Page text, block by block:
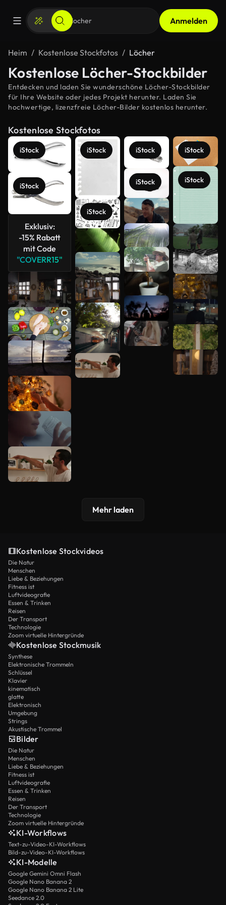
Anmelden
Heim Kostenlose Stockfotos Löcher
Kostenlose Löcher-Stockbilder
Entdecken und laden Sie wunderschöne Löcher-Stockbilder
für Ihre Website oder jedes Projekt herunter. Laden Sie
hochwertige, lizenzfreie Löcher-Bilder kostenlos herunter.
Kostenlose Stockfotos
iStock
iStock
Exklusiv:
-15% Rabatt
mit Code
"COVERR15"
iStock
iStock
iStock
iStock
iStock
iStock
Mehr
anzeigen
Mehr laden
Kostenlose Stockvideos
Die Natur
Menschen
Liebe & Beziehungen
Fitness ist
Luftvideografie
Essen & Trinken
Reisen
Der Transport
Technologie
Zoom virtuelle Hintergründe
Kostenlose Stockmusik
Synthese
Elektronische Trommeln
Schlüssel
Klavier
kinematisch
glatte
Elektronisch
Umgebung
Strings
Akustische Trommel
Bilder
Die Natur
Menschen
Liebe & Beziehungen
Fitness ist
Luftvideografie
Essen & Trinken
Reisen
Der Transport
Technologie
Zoom virtuelle Hintergründe
KI-Workflows
Text-zu-Video-KI-Workflows
Bild-zu-Video-KI-Workflows
KI-Modelle
Google Gemini Omni Flash
Google Nano Banana 2
Google Nano Banana 2 Lite
Seedance 2.0